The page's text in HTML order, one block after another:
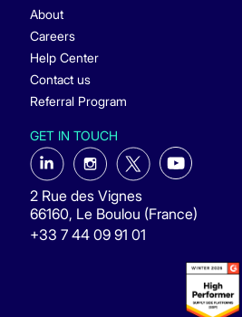
About
Careers
Help Center
Contact us
Referral Program
GET IN TOUCH
2 Rue des Vignes
66160, Le Boulou (France)
+33 7 44 09 91 01